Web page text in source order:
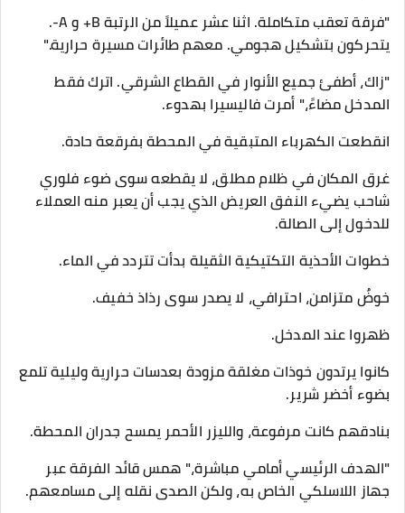
"فرقة تعقب متكاملة. اثنا عشر عميلاً من الرتبة B+ و A-.
يتحركون بتشكيل هجومي. معهم طائرات مسيرة حرارية."
​"زاك، أطفئ جميع الأنوار في القطاع الشرقي. اترك فقط
المدخل مضاءً،" أمرت فاليسيرا بهدوء.
​انقطعت الكهرباء المتبقية في المحطة بفرقعة حادة.
غرق المكان في ظلام مطلق، لا يقطعه سوى ضوء فلوري
شاحب يضيء النفق العريض الذي يجب أن يعبر منه العملاء
للدخول إلى الصالة.
​خطوات الأحذية التكتيكية الثقيلة بدأت تتردد في الماء.
خوضٌ متزامن، احترافي، لا يصدر سوى رذاذ خفيف.
​ظهروا عند المدخل.
كانوا يرتدون خوذات مغلقة مزودة بعدسات حرارية وليلية تلمع
بضوء أخضر شرير.
بنادقهم كانت مرفوعة، والليزر الأحمر يمسح جدران المحطة.
​"الهدف الرئيسي أمامي مباشرة،" همس قائد الفرقة عبر
جهاز اللاسلكي الخاص به، ولكن الصدى نقله إلى مسامعهم.